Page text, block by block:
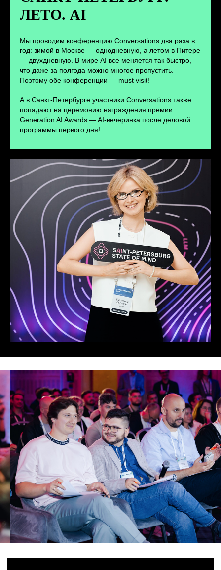
ЛЕТО. AI
Мы проводим конференцию Conversations два раза в
год: зимой в Москве — однодневную, а летом в Питере
— двухдневную. В мире AI все меняется так быстро,
что даже за полгода можно многое пропустить.
Поэтому обе конференции — must visit!
А в Санкт-Петербурге участники Conversations также
попадают на церемонию награждения премии
Generation AI Awards — AI-вечеринка после деловой
программы первого дня!